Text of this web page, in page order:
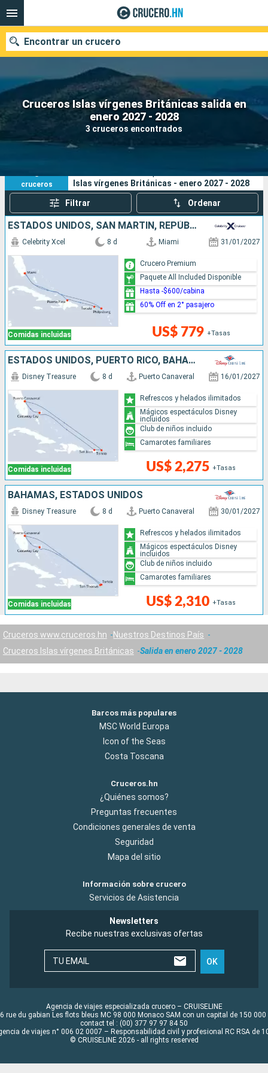
Cruceros Islas vírgenes Británicas salida en
enero 2027 - 2028
3 cruceros encontrados
Encontrar un crucero
Nuestros destinos
Fecha de salida
Buscar
3
cruceros
Islas vírgenes Británicas - enero 2027 - 2028
Filtrar Ordenar
ESTADOS UNIDOS, SAN MARTÍN, REPÚBLICA DOMINICANA
Comidas incluidas
Celebrity Xcel 8 d Miami 31/01/2027
US$ 779 +Tasas
Crucero Premium
Paquete All Included Disponible
Hasta -$600/cabina
60% Off en 2° pasajero
ESTADOS UNIDOS, PUERTO RICO, BAHAMAS
Comidas incluidas
Disney Treasure 8 d Puerto Canaveral 16/01/2027
US$ 2,275 +Tasas
Refrescos y helados ilimitados
Mágicos espectáculos Disney
incluidos
Club de niños incluido
Camarotes familiares
BAHAMAS, ESTADOS UNIDOS
Comidas incluidas
Disney Treasure 8 d Puerto Canaveral 30/01/2027
US$ 2,310 +Tasas
Refrescos y helados ilimitados
Mágicos espectáculos Disney
incluidos
Club de niños incluido
Camarotes familiares
Cruceros www.cruceros.hn
Nuestros Destinos País
Cruceros Islas vírgenes Británicas
Salida en enero 2027 - 2028
Barcos más populares
MSC World Europa
Icon of the Seas
Costa Toscana
Cruceros.hn
¿Quiénes somos?
Preguntas frecuentes
Condiciones generales de venta
Seguridad
Mapa del sitio
Información sobre crucero
Servicios de Asistencia
Newsletters
Recibe nuestras exclusivas ofertas
TU EMAIL OK
Agencia de viajes especializada crucero – CRUISELINE
rue du gabian Les flots bleus MC 98 000 Monaco SAM con un capital de 150 000
contact tel : (00) 377 97 97 84 50
de viajes n° 006 02 0007 – Responsabilidad civil y profesional RC RSA de
© CRUISELINE 2026 - all rights reserved